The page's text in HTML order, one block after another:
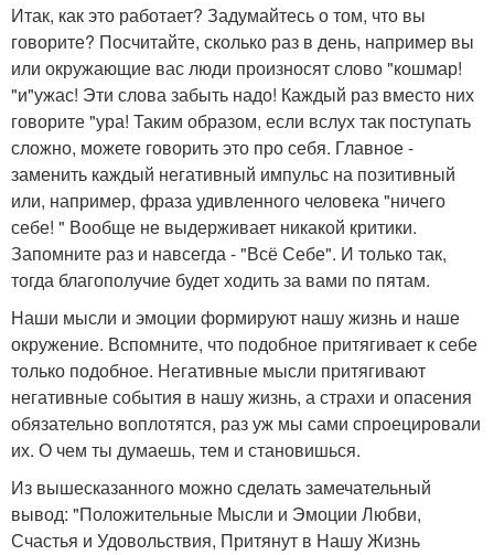
Итак, как это работает? Задумайтесь о том, что вы
говорите? Посчитайте, сколько раз в день, например вы
или окружающие вас люди произносят слово "кошмар!
"и"ужас! Эти слова забыть надо! Каждый раз вместо них
говорите "ура! Таким образом, если вслух так поступать
сложно, можете говорить это про себя. Главное -
заменить каждый негативный импульс на позитивный
или, например, фраза удивленного человека "ничего
себе! " Вообще не выдерживает никакой критики.
Запомните раз и навсегда - "Всё Себе". И только так,
тогда благополучие будет ходить за вами по пятам.
Наши мысли и эмоции формируют нашу жизнь и наше
окружение. Вспомните, что подобное притягивает к себе
только подобное. Негативные мысли притягивают
негативные события в нашу жизнь, а страхи и опасения
обязательно воплотятся, раз уж мы сами спроецировали
их. О чем ты думаешь, тем и становишься.
Из вышесказанного можно сделать замечательный
вывод: "Положительные Мысли и Эмоции Любви,
Счастья и Удовольствия, Притянут в Нашу Жизнь